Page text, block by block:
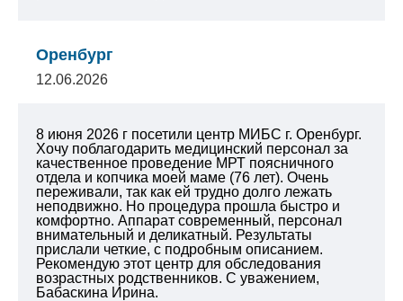
Оренбург
12.06.2026
8 июня 2026 г посетили центр МИБС г. Оренбург.
Хочу поблагодарить медицинский персонал за
качественное проведение МРТ поясничного
отдела и копчика моей маме (76 лет). Очень
переживали, так как ей трудно долго лежать
неподвижно. Но процедура прошла быстро и
комфортно. Аппарат современный, персонал
внимательный и деликатный. Результаты
прислали четкие, с подробным описанием.
Рекомендую этот центр для обследования
возрастных родственников. С уважением,
Бабаскина Ирина.